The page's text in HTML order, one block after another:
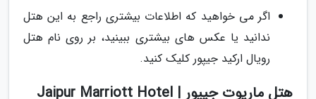
اگر می خواهید که اطلاعات بیشتری راجع به این هتل
ندانید یا عکس های بیشتری ببینید، بر روی نام هتل
رویال ارکید جیپور کلیک کنید.
هتل ماریوت جیپور | Jaipur Marriott Hotel